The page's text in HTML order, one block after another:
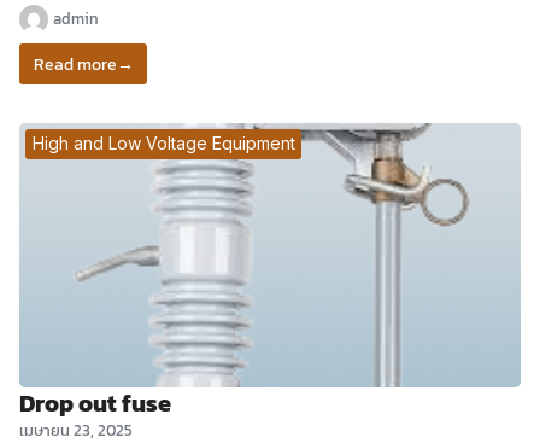
admin
Read more→
High and Low Voltage Equipment
Drop out fuse
เมษายน 23, 2025